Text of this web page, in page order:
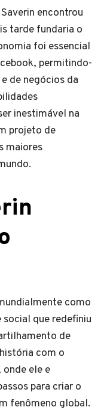
encontrou
tarde fundaria o
foi essencial
permitindo-
de negócios da
inestimável na
projeto de
maiores
como
que redefiniu
de
com o
ele e
para criar o
fenômeno global.